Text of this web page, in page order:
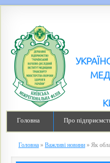
Головна Про
Головна » Важливі новини » Як